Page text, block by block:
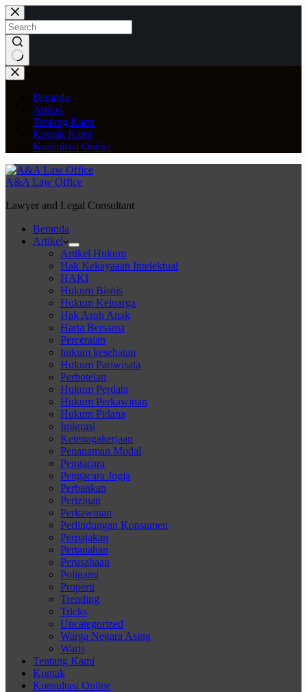
Skip
to
content
No
results
Beranda
Artikel
Tentang Kami
Kontak Kami
Konsultasi Online
A&A Law Office
Lawyer and Legal Consultant
Beranda
Artikel
Artikel Hukum
Hak Kekayaaan Intelektual
HAKI
Hukum Bisnis
Hukum Keluarga
Hak Asuh Anak
Harta Bersama
Perceraian
hukum kesehatan
Hukum Pariwisata
Perhotelan
Hukum Perdata
Hukum Perkawinan
Hukum Pidana
Imigrasi
Ketenagakerjaan
Penanaman Modal
Pengacara
Pengacara Jogja
Perbankan
Perizinan
Perkawinan
Perlindungan Konsumen
Perpajakan
Pertanahan
Perusahaan
Poligami
Properti
Trending
Tricks
Uncategorized
Warga Negara Asing
Waris
Tentang Kami
Kontak
Konsultasi Online